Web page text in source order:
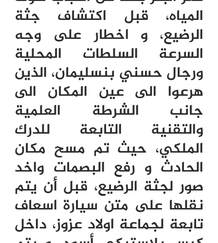
المياه، قبل اكتشاف جثة
الرضيع، و اخطار على وجه
السرعة السلطات المحلية
ورجال حسني بنسليمان، الذين
هرعوا الى عين المكان الى
جانب الشرطة العلمية
والتقنية التابعة للدرك
الملكي، حيث تم مسح مكان
الحادث و رفع البصمات واخد
صور لجثة الرضيع، قبل أن يتم
نقلها على متن سيارة اسعاف
تابعة لجماعة اولاد عزوز، داخل